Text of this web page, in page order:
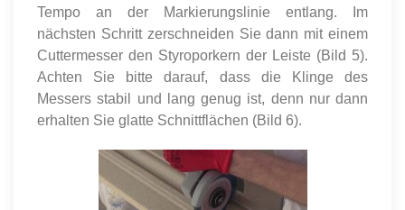
Tempo an der Markierungslinie entlang. Im
nächsten Schritt zerschneiden Sie dann mit einem
Cuttermesser den Styroporkern der Leiste (Bild 5).
Achten Sie bitte darauf, dass die Klinge des
Messers stabil und lang genug ist, denn nur dann
erhalten Sie glatte Schnittflächen (Bild 6).